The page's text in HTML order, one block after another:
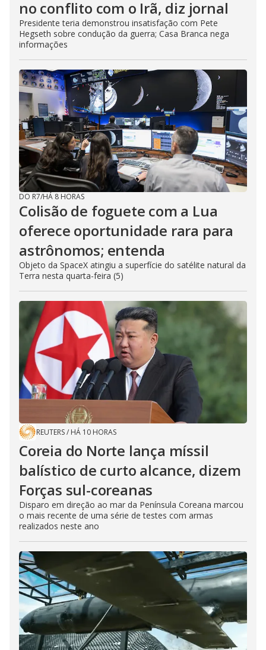
no conflito com o Irã, diz jornal
Presidente teria demonstrou insatisfação com Pete
Hegseth sobre condução da guerra; Casa Branca nega
informações
DO R7/HÁ 8 HORAS
Colisão de foguete com a Lua
oferece oportunidade rara para
astrônomos; entenda
Objeto da SpaceX atingiu a superfície do satélite natural da
Terra nesta quarta-feira (5)
REUTERS/ HÁ 10 HORAS
Coreia do Norte lança míssil
balístico de curto alcance, dizem
Forças sul-coreanas
Disparo em direção ao mar da Península Coreana marcou
o mais recente de uma série de testes com armas
realizados neste ano